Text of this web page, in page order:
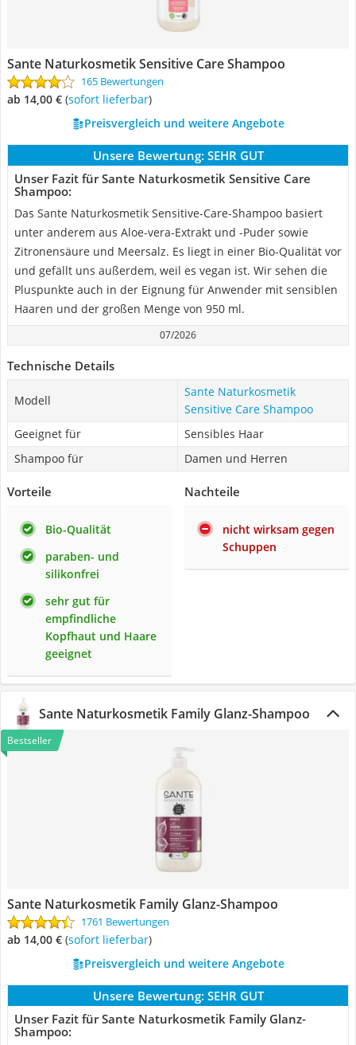
Sante Naturkosmetik Sensitive Care Shampoo
165 Bewertungen
ab 14,00 € ( Sofort lieferbar)
Preisvergleich und weitere Angebote
Unsere Bewertung: SEHR GUT
Unser Fazit für Sante Naturkosmetik Sensitive Care
Shampoo:
Das Sante Naturkosmetik Sensitive-Care-Shampoo basiert
unter anderem aus Aloe-vera-Extrakt und -Puder sowie
Zitronensäure und Meersalz. Es liegt in einer Bio-Qualität vor
und gefällt uns außerdem, weil es vegan ist. Wir sehen die
Pluspunkte auch in der Eignung für Anwender mit sensiblen
Haaren und der großen Menge von 950 ml.
07/2026
Technische Details
Modell
Sante Naturkosmetik
Sensitive Care Shampoo
Geeignet für
Sensibles Haar
Shampoo für
Damen und Herren
Vorteile
Bio-Qualität
paraben- und
silikonfrei
sehr gut für
empfindliche
Kopfhaut und Haare
geeignet
Nachteile
nicht wirksam gegen
Schuppen
Sante Naturkosmetik Family Glanz-Shampoo
Bestseller
Sante Naturkosmetik Family Glanz-Shampoo
1761 Bewertungen
ab 14,00 € ( Sofort lieferbar)
Preisvergleich und weitere Angebote
Unsere Bewertung: SEHR GUT
Unser Fazit für Sante Naturkosmetik Family Glanz-
Shampoo: